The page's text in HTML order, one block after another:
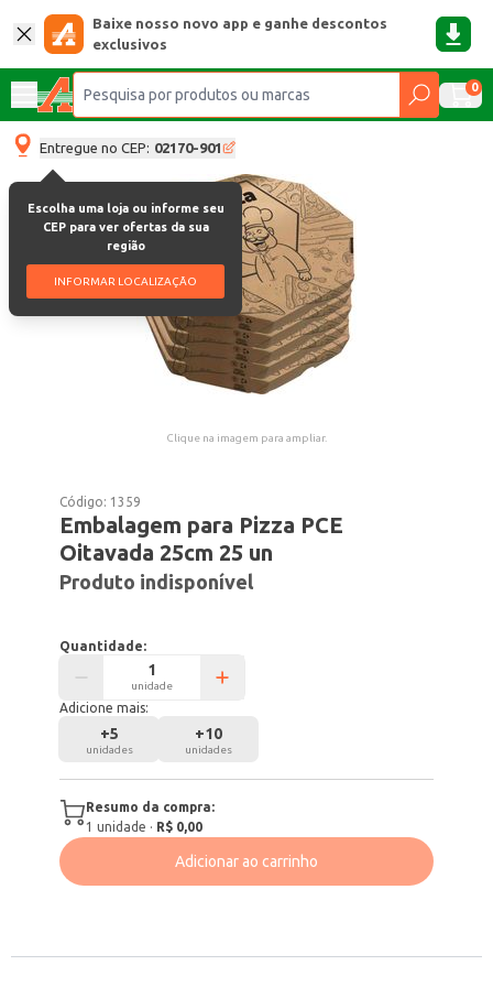
Baixe nosso novo app e ganhe descontos
exclusivos
0
Entregue no CEP: 02170-901
Escolha uma loja ou informe seu
CEP para ver ofertas da sua
região
INFORMAR LOCALIZAÇÃO
Clique na imagem para ampliar.
Código: 1359
Embalagem para Pizza PCE
Oitavada 25cm 25 un
Produto indisponível
Quantidade:
unidade
Adicione mais:
+5
unidades
+10
unidades
Resumo da compra:
1 unidade · R$ 0,00
Adicionar ao carrinho